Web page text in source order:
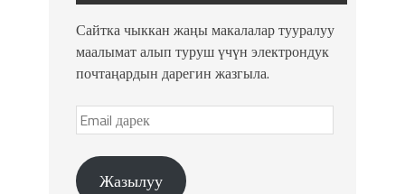
Сайтка чыккан жаңы макалалар тууралуу
маалымат алып туруш үчүн электрондук
почтаңардын дарегин жазгыла.
Жазылуу